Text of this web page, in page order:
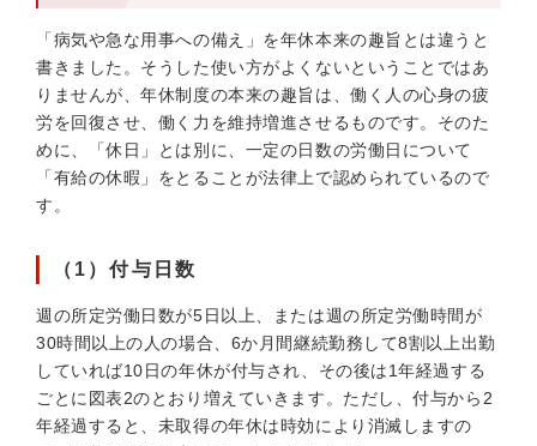
「病気や急な用事への備え」を年休本来の趣旨とは違うと
書きました。そうした使い方がよくないということではあ
りませんが、年休制度の本来の趣旨は、働く人の心身の疲
労を回復させ、働く力を維持増進させるものです。そのた
めに、「休日」とは別に、一定の日数の労働日について
「有給の休暇」をとることが法律上で認められているので
す。
（1）付与日数
週の所定労働日数が5日以上、または週の所定労働時間が
30時間以上の人の場合、6か月間継続勤務して8割以上出勤
していれば10日の年休が付与され、その後は1年経過する
ごとに図表2のとおり増えていきます。ただし、付与から2
年経過すると、未取得の年休は時効により消滅しますの